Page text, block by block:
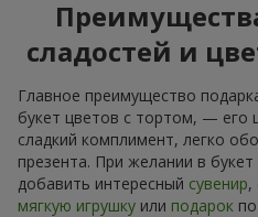
сладостей и
Главное преимущество
букет цветов с тортом, — его
сладкий комплимент, легко
презента. При желании в
добавить интересный сувенир,
мягкую игрушку или подарок